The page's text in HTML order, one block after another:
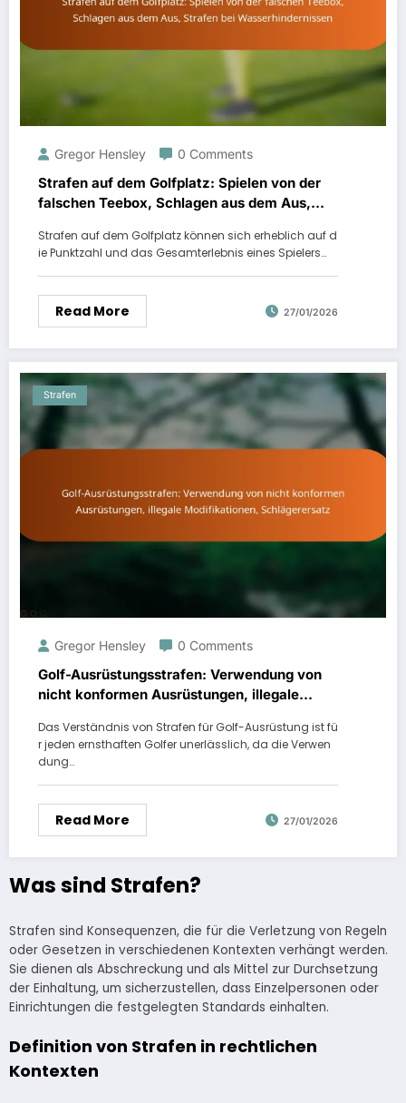
Gregor Hensley 0 Comments
Strafen auf dem Golfplatz: Spielen von der
falschen Teebox, Schlagen aus dem Aus,
Strafen auf dem Golfplatz können sich erheblich auf d
ie Punktzahl und das Gesamterlebnis eines Spielers…
Read More 27/01/2026
Strafen
Gregor Hensley 0 Comments
Golf-Ausrüstungsstrafen: Verwendung von
nicht konformen Ausrüstungen, illegale
Das Verständnis von Strafen für Golf-Ausrüstung ist fü
r jeden ernsthaften Golfer unerlässlich, da die Verwen
dung…
Read More 27/01/2026
Was sind Strafen?
Strafen sind Konsequenzen, die für die Verletzung von Regeln
oder Gesetzen in verschiedenen Kontexten verhängt werden.
Sie dienen als Abschreckung und als Mittel zur Durchsetzung
der Einhaltung, um sicherzustellen, dass Einzelpersonen oder
Einrichtungen die festgelegten Standards einhalten.
Definition von Strafen in rechtlichen
Kontexten